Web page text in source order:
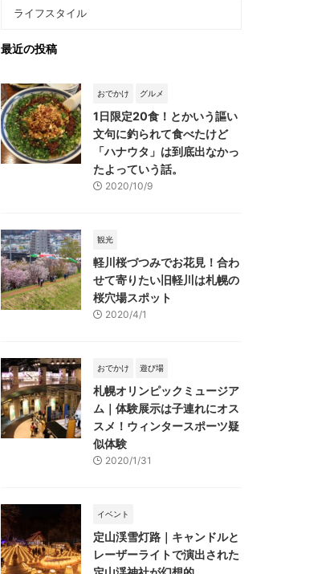
ライフスタイル
最近の投稿
おでかけ グルメ
1日限定20食！とかいう謳い
文句に釣られて食べたけど
「ハナウタ」は到底出なかっ
たよっていう話。
2020/10/9
観光
軽川桜づつみでお花見！合わ
せて寄りたい旧軽川は札幌の
桜穴場スポット
2020/4/1
おでかけ 遊び場
札幌オリンピックミュージア
ム｜体験展示は子連れにオス
スメ！ウィンタースポーツ疑
似体験
2020/1/31
イベント
定山渓雪灯路｜キャンドルと
レーザーライトで演出された